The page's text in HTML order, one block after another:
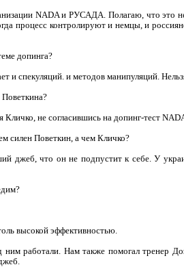
NADA и РУСАДА. Полагаю, что это
процесс контролируют и немцы, и
допинга?
и спекуляций. и методов манипуляций.
Поветкина?
не согласившись на допинг-тест
силен Поветкин, а чем Кличко?
джеб, что он не подпустит к себе. У
высокой эффективностью.
ним работали. Нам также помогал тренер